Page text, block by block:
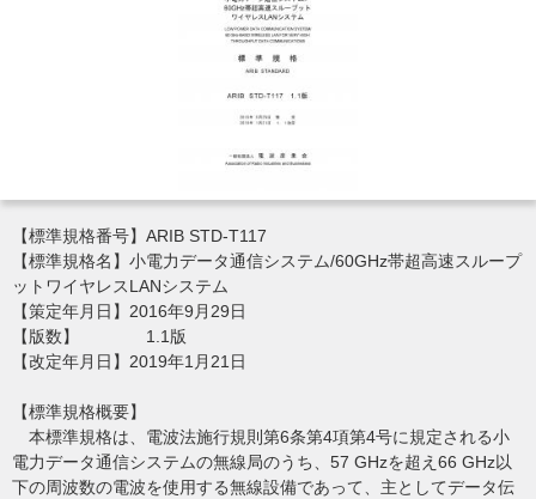
【標準規格番号】ARIB STD-T117
【標準規格名】小電力データ通信システム/60GHz帯超高速スループ
ットワイヤレスLANシステム
【策定年月日】2016年9月29日
【版数】 1.1版
【改定年月日】2019年1月21日
【標準規格概要】
本標準規格は、電波法施行規則第6条第4項第4号に規定される小
電力データ通信システムの無線局のうち、57 GHzを超え66 GHz以
下の周波数の電波を使用する無線設備であって、主としてデータ伝